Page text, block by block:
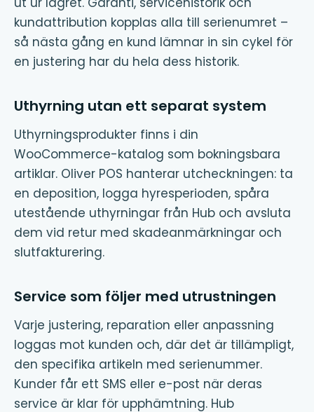
kundattribution kopplas alla till serienumret –
så nästa gång en kund lämnar in sin cykel för
en justering har du hela dess historik.
Uthyrning utan ett separat system
Uthyrningsprodukter finns i din
WooCommerce-katalog som bokningsbara
artiklar. Oliver POS hanterar utcheckningen: ta
en deposition, logga hyresperioden, spåra
utestående uthyrningar från Hub och avsluta
dem vid retur med skadeanmärkningar och
slutfakturering.
Service som följer med utrustningen
Varje justering, reparation eller anpassning
loggas mot kunden och, där det är tillämpligt,
den specifika artikeln med serienummer.
Kunder får ett SMS eller e-post när deras
service är klar för upphämtning. Hub